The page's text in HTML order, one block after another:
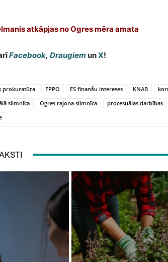
atkāpjas no Ogres mēra amata
Facebook, Draugiem unX!
prokuratūra EPPO ES finanšu intereses KNAB
slimnīca
Ogres rajona slimnīca procesuālas darbības